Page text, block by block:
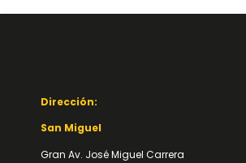
Dirección:
San Miguel
Gran Av. José Miguel Carrera